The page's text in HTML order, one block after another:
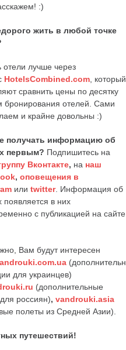
:)
жить в любой точке
отели лучше через
HotelsCombined.com , который
сравнить цены по десятку
бронирования отелей. Сами
и крайне довольны :)
получать информацию об
первым? Подпишитесь на
Вконтакте, на наш
, оповещения в
или twitter. Информация об
появляется в них
с публикацией на сайте
Вам будут интересен
(дополнительн
для украинцев)
(дополнительные
россиян), vandrouki.asia
полеты из Средней Азии).
путешествий!